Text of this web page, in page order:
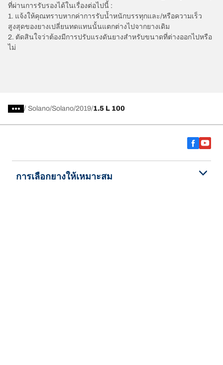
ที่ผ่านการรับรองได้ในเรื่องต่อไปนี้ :
1. แจ้งให้คุณทราบหากค่าการรับน้ำหนักบรรทุกและ/หรือความเร็ว
สูงสุดของยางเปลี่ยนทดแทนนั้นแตกต่างไปจากยางเดิม
2. ตัดสินใจว่าต้องมีการปรับแรงดันยางสำหรับขนาดที่ต่างออกไปหรือ
ไม่
/ Solano Solano 2019 1.5 L 100
การเลือกยางให้เหมาะสม